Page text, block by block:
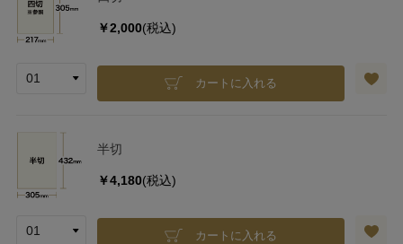
￥2,000(税込)
カートに入れる
半切
￥4,180(税込)
カートに入れる